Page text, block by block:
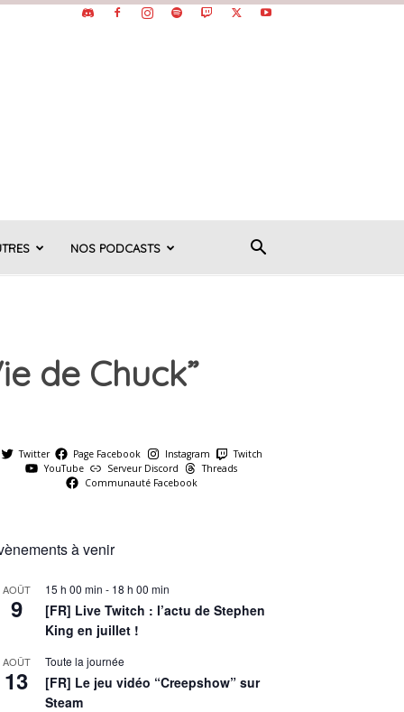
NOS PODCASTS
de Chuck”
Twitter Page Facebook Instagram
Twitch
YouTube
Serveur Discord
Threads
Communauté Facebook
à venir
AOÛT
9
15 h 00 min - 18 h 00 min
[FR] Live Twitch : l’actu de Stephen
King en juillet !
AOÛT
13
Toute la journée
[FR] Le jeu vidéo “Creepshow” sur
Steam